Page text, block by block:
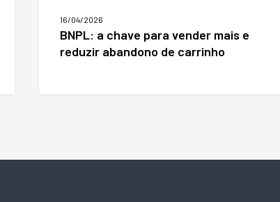
chave
para
vender
16/04/2026
BNPL: a chave para vender mais e
reduzir abandono de carrinho